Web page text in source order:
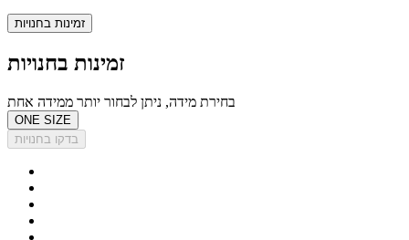
זמינות בחנויות
זמינות בחנויות
בחירת מידה, ניתן לבחור יותר ממידה אחת
ONE SIZE
בדקו בחנויות